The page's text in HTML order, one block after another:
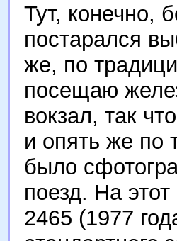
Тут, конечно,
постарался
же, по
посещаю
вокзал, так
и опять же по
было
поезд. На
2465 (1977